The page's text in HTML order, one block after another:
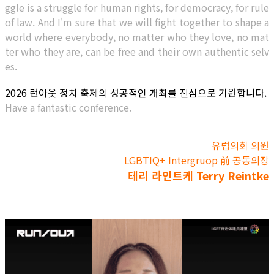
ggle is a struggle for human rights, for democracy, for rule
of law. And I'm sure that we will fight together to shape a
world where everybody, no matter who they love, no mat
ter who they are, can be free and their own authentic selv
es.
2026 런아웃 정치 축제의 성공적인 개최를 진심으로 기원합니다.
Have a fantastic conference.
유럽의회 의원
LGBTIQ+ Intergruop 前 공동의장
테리 라인트케 Terry Reintke